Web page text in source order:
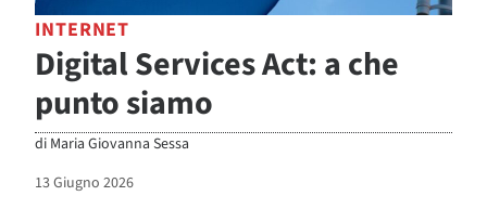
INTERNET
Digital Services Act: a che
punto siamo
di Maria Giovanna Sessa
13 Giugno 2026